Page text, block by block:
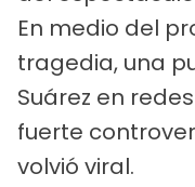
En medio del
tragedia, una
Suárez en
fuerte
volvió viral.